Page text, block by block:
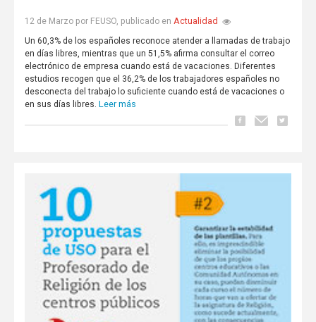
12 de Marzo por FEUSO, publicado en Actualidad
Un 60,3% de los españoles reconoce atender a llamadas de trabajo
en días libres, mientras que un 51,5% afirma consultar el correo
electrónico de empresa cuando está de vacaciones. Diferentes
estudios recogen que el 36,2% de los trabajadores españoles no
desconecta del trabajo lo suficiente cuando está de vacaciones o
en sus días libres. Leer más